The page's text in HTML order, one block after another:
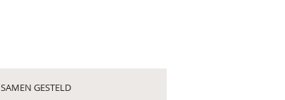
SAMEN GESTELD